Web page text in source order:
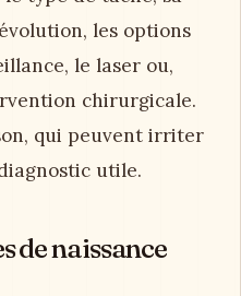
les options
le laser ou,
chirurgicale.
qui peuvent irriter
utile.
de naissance